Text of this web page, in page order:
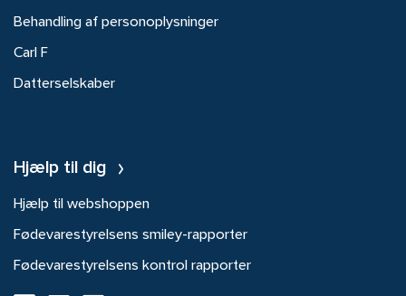
Behandling af personoplysninger
Carl F
Datterselskaber
Hjælp til dig
Hjælp til webshoppen
Fødevarestyrelsens smiley-rapporter
Fødevarestyrelsens kontrol rapporter